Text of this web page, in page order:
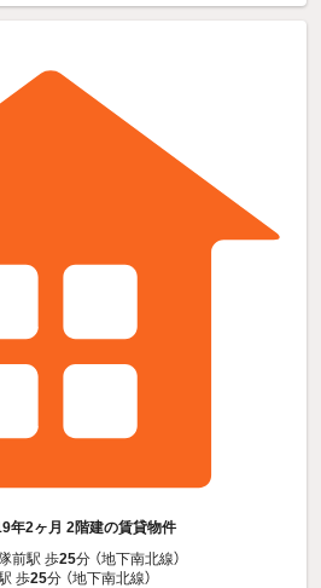
年2ヶ月 2階建の賃貸物件
前駅 歩25分 （地下南北線）
歩25分 （地下南北線）